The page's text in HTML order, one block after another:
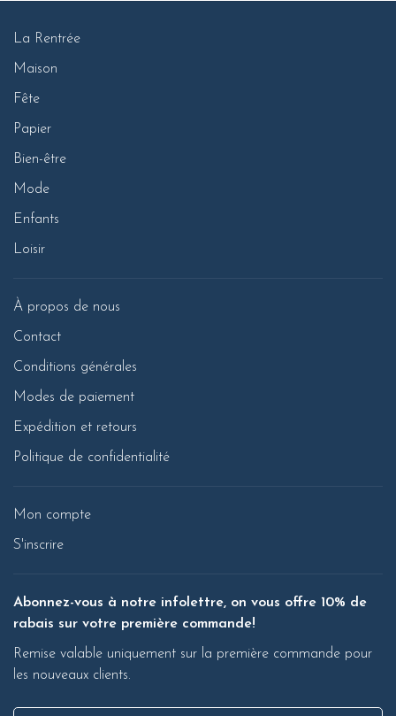
La Rentrée
Maison
Fête
Papier
Bien-être
Mode
Enfants
Loisir
À propos de nous
Contact
Conditions générales
Modes de paiement
Expédition et retours
Politique de confidentialité
Mon compte
S'inscrire
Abonnez-vous à notre infolettre, on vous offre 10% de
rabais sur votre première commande!
Remise valable uniquement sur la première commande pour
les nouveaux clients.